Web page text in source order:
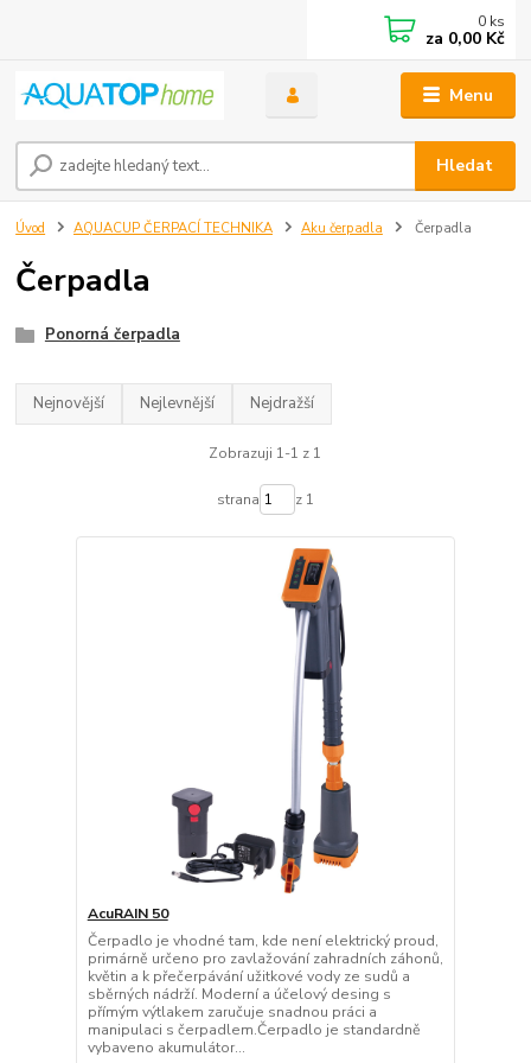
Menu
Hledat
0 ks
za 0,00 Kč
Úvod AQUACUP ČERPACÍ TECHNIKA Aku čerpadla Čerpadla
Čerpadla
Ponorná čerpadla
Nejnovější Nejlevnější Nejdražší
Zobrazuji 1-1 z 1
strana z 1
AcuRAIN 50
Čerpadlo je vhodné tam, kde není elektrický proud,
primárně určeno pro zavlažování zahradních záhonů,
květin a k přečerpávání užitkové vody ze sudů a
sběrných nádrží. Moderní a účelový desing s
přímým výtlakem zaručuje snadnou práci a
manipulaci s čerpadlem.Čerpadlo je standardně
vybaveno akumulátor...